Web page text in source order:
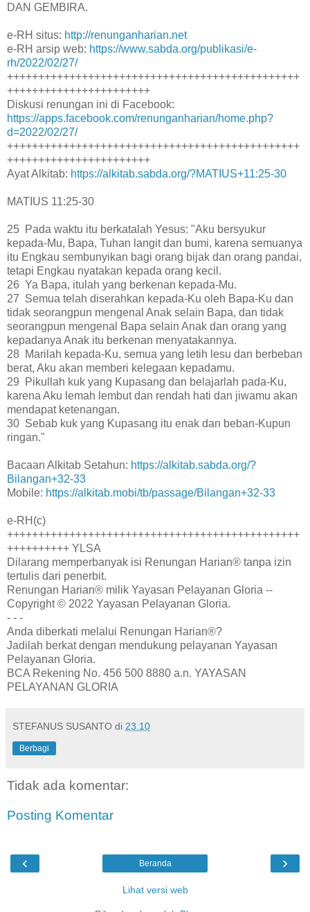
DAN GEMBIRA.
e-RH situs: http://renunganharian.net
e-RH arsip web: https://www.sabda.org/publikasi/e-
rh/2022/02/27/
+++++++++++++++++++++++++++++++++++++++++++++++
+++++++++++++++++++++++
Diskusi renungan ini di Facebook:
https://apps.facebook.com/renunganharian/home.php?
d=2022/02/27/
+++++++++++++++++++++++++++++++++++++++++++++++
+++++++++++++++++++++++
Ayat Alkitab: https://alkitab.sabda.org/?MATIUS+11:25-30
MATIUS 11:25-30
25 Pada waktu itu berkatalah Yesus: "Aku bersyukur
kepada-Mu, Bapa, Tuhan langit dan bumi, karena semuanya
itu Engkau sembunyikan bagi orang bijak dan orang pandai,
tetapi Engkau nyatakan kepada orang kecil.
26 Ya Bapa, itulah yang berkenan kepada-Mu.
27 Semua telah diserahkan kepada-Ku oleh Bapa-Ku dan
tidak seorangpun mengenal Anak selain Bapa, dan tidak
seorangpun mengenal Bapa selain Anak dan orang yang
kepadanya Anak itu berkenan menyatakannya.
28 Marilah kepada-Ku, semua yang letih lesu dan berbeban
berat, Aku akan memberi kelegaan kepadamu.
29 Pikullah kuk yang Kupasang dan belajarlah pada-Ku,
karena Aku lemah lembut dan rendah hati dan jiwamu akan
mendapat ketenangan.
30 Sebab kuk yang Kupasang itu enak dan beban-Kupun
ringan."
Bacaan Alkitab Setahun: https://alkitab.sabda.org/?
Bilangan+32-33
Mobile: https://alkitab.mobi/tb/passage/Bilangan+32-33
e-RH(c)
+++++++++++++++++++++++++++++++++++++++++++++++
++++++++++ YLSA
Dilarang memperbanyak isi Renungan Harian® tanpa izin
tertulis dari penerbit.
Renungan Harian® milik Yayasan Pelayanan Gloria --
Copyright © 2022 Yayasan Pelayanan Gloria.
- - -
Anda diberkati melalui Renungan Harian®?
Jadilah berkat dengan mendukung pelayanan Yayasan
Pelayanan Gloria.
BCA Rekening No. 456 500 8880 a.n. YAYASAN
PELAYANAN GLORIA
STEFANUS SUSANTO di 23.10
Berbagi
Tidak ada komentar:
Posting Komentar
‹ ›
Beranda
Lihat versi web